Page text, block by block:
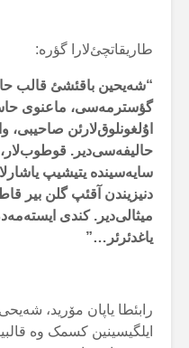
طاریقاتچئ‌لارا گؤرە:
“شەیحین باقئشئ قالب
گؤسترمەسی، ماعنوی
اۇلغونلوق‌لارئن صاحیبی،
حالیفەسی‌دیر. قوطوب‌لار،
سایەسیندە یتیشیپ
دنیزیندن آقئپ گلن بیر
میثالی‌دیر. کندی
یاغدئرئر…”
رابئطا یاپان مۆرید،
ایلگیسینین کسمک وە